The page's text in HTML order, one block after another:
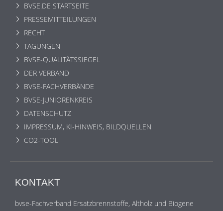
BVSE.DE STARTSEITE
PRESSEMITTEILUNGEN
RECHT
TAGUNGEN
BVSE-QUALITÄTSSIEGEL
DER VERBAND
BVSE-FACHVERBÄNDE
BVSE-JUNIORENKREIS
DATENSCHUTZ
IMPRESSUM, KI-HINWEIS, BILDQUELLEN
CO2-TOOL
KONTAKT
bvse-Fachverband Ersatzbrennstoffe, Altholz und Biogene